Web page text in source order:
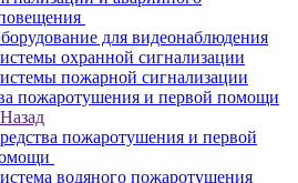
для видеонаблюдения
охранной сигнализации
пожарной сигнализации
пожаротушения и первой помощи
Назад
пожаротушения и первой
водяного пожаротушения